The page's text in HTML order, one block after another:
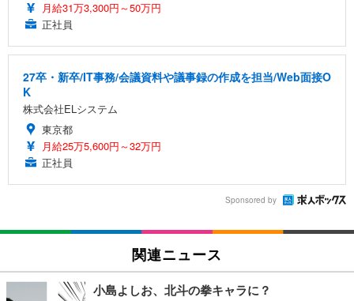
月給31万3,300円～50万円
正社員
27卒・新卒/IT事務/会議資料や議事録の作成を担当/Web面接O
K
株式会社ELシステム
東京都
月給25万5,600円～32万円
正社員
Sponsored by
関連ニュース
小島よしお、北斗の拳キャラに？